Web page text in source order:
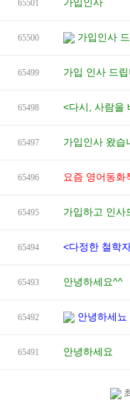
65501
65500 가입인사
65499 가입 인사 드
65498 <다시, 사람을
65497 가입인사 왔습
65496 요즘 영어동화
65495 가입하고 인사
65494 <다정한 철학
65493 안녕하세요^^
65492 안녕하세뇨
65491 안녕하세요